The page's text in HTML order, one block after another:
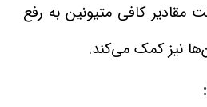
کافی متیونین به رفع
نیز کمک می‌کند.